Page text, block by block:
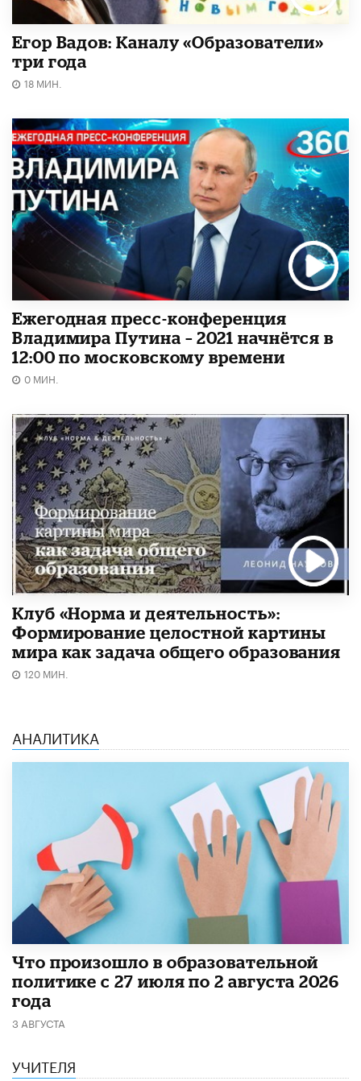
Егор Вадов: Каналу «Образователи»
три года
18 МИН.
Ежегодная пресс-конференция
Владимира Путина – 2021 начнётся в
12:00 по московскому времени
0 МИН.
Клуб «Норма и деятельность»:
Формирование целостной картины
мира как задача общего образования
120 МИН.
АНАЛИТИКА
​Что произошло в образовательной
политике с 27 июля по 2 августа 2026
года
3 АВГУСТА
УЧИТЕЛЯ